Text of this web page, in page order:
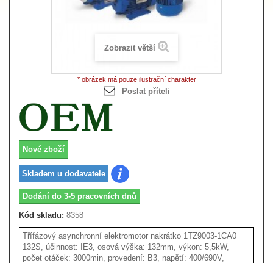
Zobrazit větší
* obrázek má pouze ilustrační charakter
Poslat příteli
Nové zboží
Skladem u dodavatele
Dodání do 3-5 pracovních dnů
Kód skladu: 8358
Třífázový asynchronní elektromotor nakrátko 1TZ9003-1CA0
132S, účinnost: IE3, osová výška: 132mm, výkon: 5,5kW,
počet otáček: 3000min, provedení: B3, napětí: 400/690V,